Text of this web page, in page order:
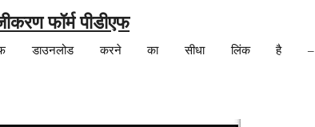
फॉर्म पीडीएफ
डाउनलोड करने का सीधा लिंक है –